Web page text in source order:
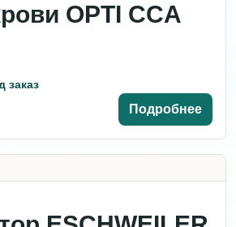
OPTI CCA
заказ
Подробнее